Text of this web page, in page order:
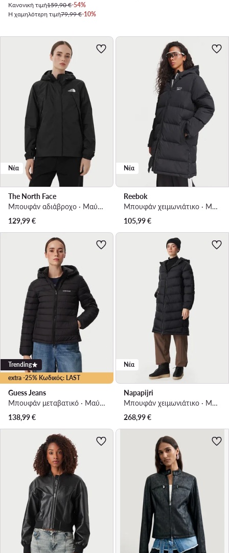
Κανονική τιμή159,90 €-54%
Η χαμηλότερη τιμή79,99 €-10%
Νέα
The North Face
Μπουφάν αδιάβροχο · Μαύρο
129,99€
Νέα
Reebok
Μπουφάν χειμωνιάτικο · Μαύρο
105,99€
extra -25% Κωδικός: LAST
Trending
Guess Jeans
Μπουφάν μεταβατικό · Μαύρο
138,99€
Νέα
Napapijri
Μπουφάν χειμωνιάτικο · Μαύρο
268,99€